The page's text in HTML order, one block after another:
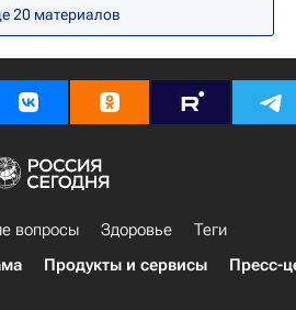
Министерство просвещения России (Минпросвещения России)
20 материалов
вопросы Здоровье
Теги
Продукты и сервисы Пресс-